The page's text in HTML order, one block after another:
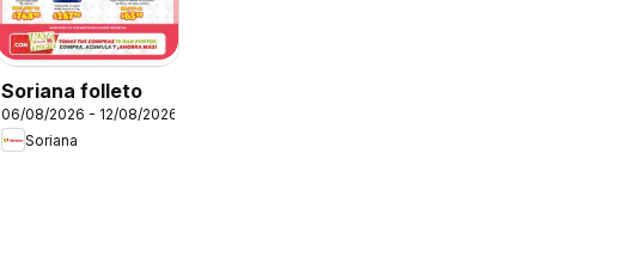
Soriana folleto
06/08/2026 - 12/08/2026
Soriana